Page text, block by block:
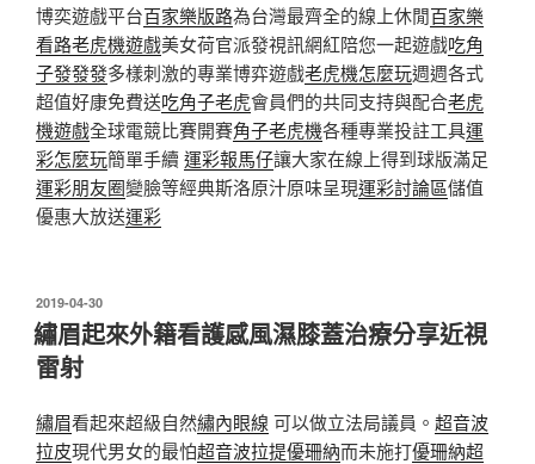
博奕遊戲平台百家樂版路為台灣最齊全的線上休閒百家樂
看路老虎機遊戲美女荷官派發視訊網紅陪您一起遊戲吃角
子發發發多樣刺激的專業博弈遊戲老虎機怎麼玩週週各式
超值好康免費送吃角子老虎會員們的共同支持與配合老虎
機遊戲全球電競比賽開賽角子老虎機各種專業投註工具運
彩怎麼玩簡單手續運彩報馬仔讓大家在線上得到球版滿足
運彩朋友圈變臉等經典斯洛原汁原味呈現運彩討論區儲值
優惠大放送運彩
發
佈
於
2019-04-30
繡眉起來外籍看護感風濕膝蓋治療分享近視
雷射
繡眉看起來超級自然繡內眼線 可以做立法局議員。 超音波
拉皮現代男女的最怕超音波拉提優珊納而未施打優珊納超